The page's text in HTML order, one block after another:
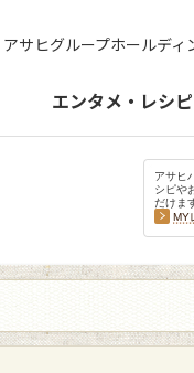
アサヒグループホールディ
エンタメ・レシピ
アサヒ
シピや
だけま
MY